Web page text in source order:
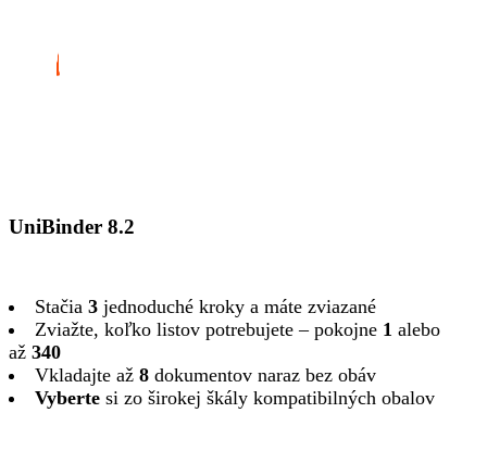
UniBinder 8.2
Stačia 3 jednoduché kroky a máte zviazané
Zviažte, koľko listov potrebujete – pokojne 1 alebo
až 340
Vkladajte až 8 dokumentov naraz bez obáv
Vyberte si zo širokej škály kompatibilných obalov